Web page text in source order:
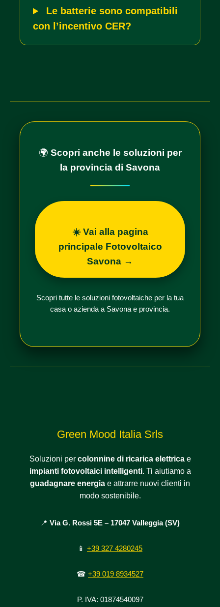
Le batterie sono compatibili
con l’incentivo CER?
🌍 Scopri anche le soluzioni per
la provincia di Savona
☀️ Vai alla pagina
principale Fotovoltaico
Savona →
Scopri tutte le soluzioni fotovoltaiche per la tua
casa o azienda a Savona e provincia.
Green Mood Italia Srls
Soluzioni per colonnine di ricarica elettricae
impianti fotovoltaici intelligenti. Ti aiutiamo a
guadagnare energia e attrarre nuovi clienti in
modo sostenibile.
📍 Via G. Rossi 5E – 17047 Valleggia (SV)
📱 +39 327 4280245
☎ +39 019 8934527
P. IVA: 01874540097